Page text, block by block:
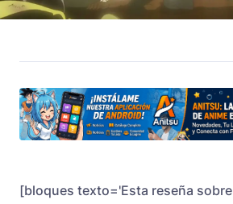
[bloques texto='Esta reseña sobre